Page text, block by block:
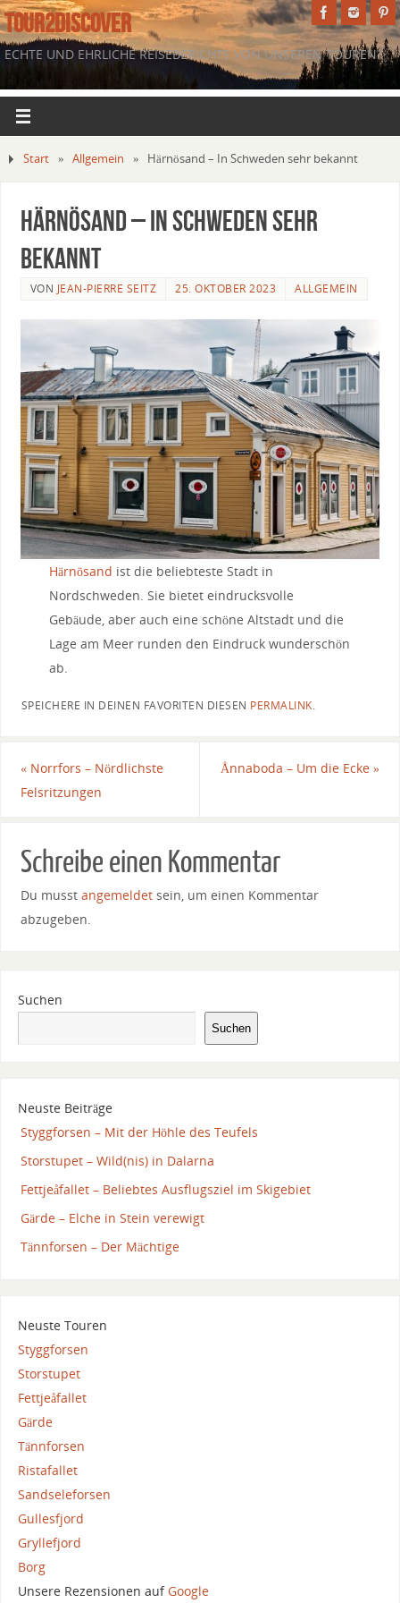
TOUR2DISCOVER
ECHTE UND EHRLICHE REISEBERICHTE VON UNSEREN TOUREN.
Start » Allgemein » Härnösand – In Schweden sehr bekannt
Härnösand – In Schweden sehr
bekannt
VON JEAN-PIERRE SEITZ 25. OKTOBER 2023 ALLGEMEIN
Härnösand ist die beliebteste Stadt in
Nordschweden. Sie bietet eindrucksvolle
Gebäude, aber auch eine schöne Altstadt und die
Lage am Meer runden den Eindruck wunderschön
ab.
SPEICHERE IN DEINEN FAVORITEN DIESEN PERMALINK.
«Norrfors – Nördlichste
Felsritzungen
Ånnaboda – Um die Ecke»
Schreibe einen Kommentar
Du musst angemeldetsein, um einen Kommentar
abzugeben.
Suchen
Suchen
Neuste Beiträge
Styggforsen – Mit der Höhle des Teufels
Storstupet – Wild(nis) in Dalarna
Fettjeåfallet – Beliebtes Ausflugsziel im Skigebiet
Gärde – Elche in Stein verewigt
Tännforsen – Der Mächtige
Neuste Touren
Styggforsen
Storstupet
Fettjeåfallet
Gärde
Tännforsen
Ristafallet
Sandseleforsen
Gullesfjord
Gryllefjord
Borg
Unsere Rezensionen aufGoogle